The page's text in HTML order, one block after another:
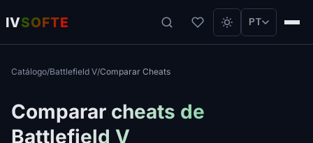
IVSOFTE PT
Catálogo/Battlefield V/Comparar Cheats
Comparar cheats de
Battlefield V